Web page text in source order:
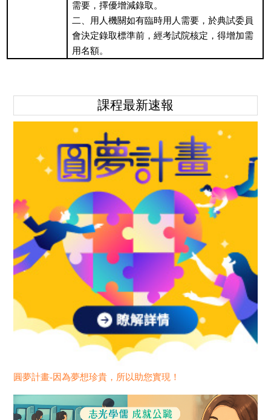
課程最新速報
圓夢計畫-因為夢想珍貴，所以助您實現！
需要，擇優增減錄取。
二、用人機關如有臨時用人需要，於典試委員
會決定錄取標準前，經考試院核定，得增加需
用名額。